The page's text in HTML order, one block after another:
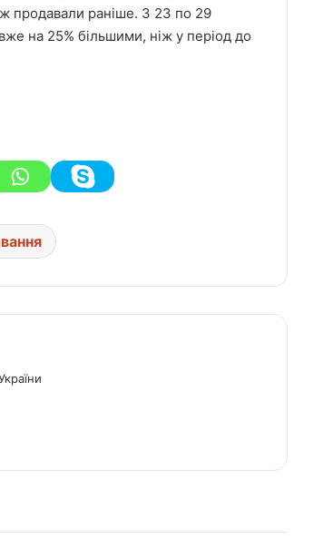
продавали раніше. З 23 по 29
на 25% більшими, ніж у період до